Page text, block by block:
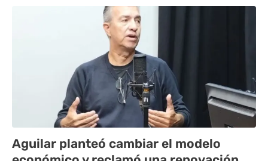
Aguilar planteó cambiar el modelo